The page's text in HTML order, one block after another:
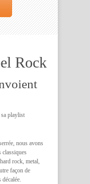
Rock
playlist
nous avons
classiques
rock, metal,
façon de